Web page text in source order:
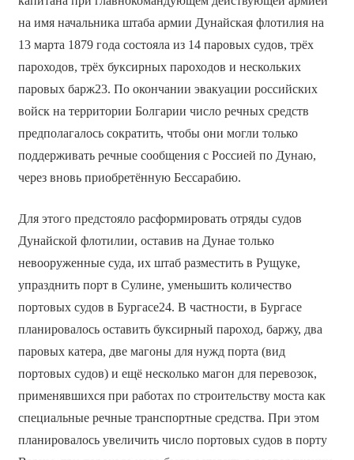
на имя начальника штаба армии Дунайская флотилия на
13 марта 1879 года состояла из 14 паровых судов, трёх
пароходов, трёх буксирных пароходов и нескольких
паровых барж23. По окончании эвакуации российских
войск на территории Болгарии число речных средств
предполагалось сократить, чтобы они могли только
поддерживать речные сообщения с Россией по Дунаю,
через вновь приобретённую Бессарабию.
Для этого предстояло расформировать отряды судов
Дунайской флотилии, оставив на Дунае только
невооруженные суда, их штаб разместить в Рущуке,
упразднить порт в Сулине, уменьшить количество
портовых судов в Бургасе24. В частности, в Бургасе
планировалось оставить буксирный пароход, баржу, два
паровых катера, две магоны для нужд порта (вид
портовых судов) и ещё несколько магон для перевозок,
применявшихся при работах по строительству моста как
специальные речные транспортные средства. При этом
планировалось увеличить число портовых судов в порту